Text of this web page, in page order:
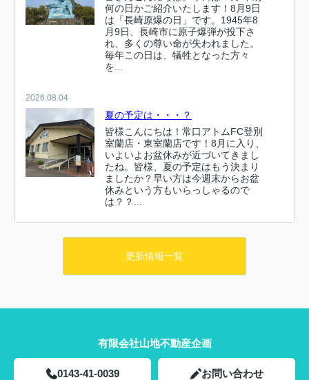
何の日かご紹介いたします！8月9日
は「長崎原爆の日」です。1945年8
月9日、長崎市に原子爆弾が投下さ
れ、多くの尊い命が失われました。
毎年この日は、犠牲となった方々
を...
2026.08.04
夏の予定は・・・？
皆様こんにちは！常口アトムFC登別
室蘭店・東室蘭店です！8月に入り、
いよいよお盆休みが近づいてきまし
たね。皆様、夏の予定はもう決まり
ましたか？早い方は今週末からお盆
休みという方もいらっしゃるので
は？？...
ひまわりの里
まわりを見てきました！まだ2分咲き
2026.07.29
今日は何の日？
更新情報一覧
有限会社山地不動産企画
0143-41-0039 お問い合わせ